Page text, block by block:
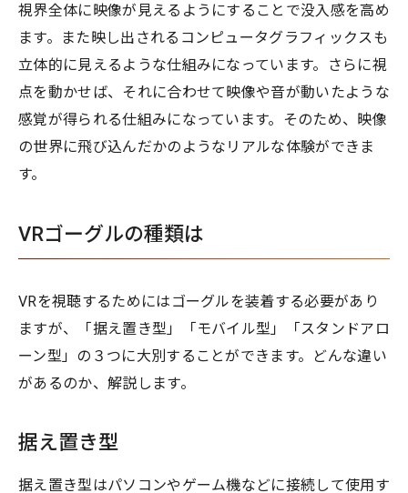
視界全体に映像が見えるようにすることで没入感を高め
ます。また映し出されるコンピュータグラフィックスも
立体的に見えるような仕組みになっています。さらに視
点を動かせば、それに合わせて映像や音が動いたような
感覚が得られる仕組みになっています。そのため、映像
の世界に飛び込んだかのようなリアルな体験ができま
す。
VRゴーグルの種類は
VRを視聴するためにはゴーグルを装着する必要があり
ますが、「据え置き型」「モバイル型」「スタンドアロ
ーン型」の３つに大別することができます。どんな違い
があるのか、解説します。
据え置き型
据え置き型はパソコンやゲーム機などに接続して使用す